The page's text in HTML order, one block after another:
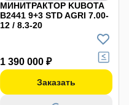
МИНИТРАКТОР KUBOTA
B2441 9+3 STD AGRI 7.00-
12 / 8.3-20
1 390 000 ₽
Заказать